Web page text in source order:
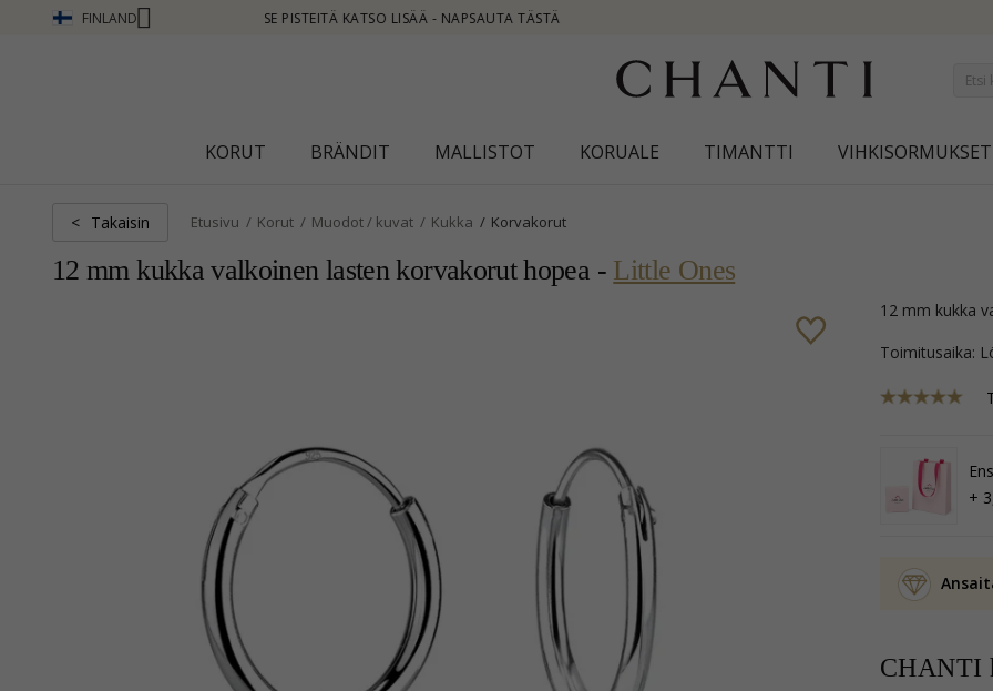
FINLAND
NAPSAUTA TÄSTÄ
KORUT BRÄNDIT MALLISTOT KORUALE TIMANTTI VIHKISORMUKSET
< Takaisin Etusivu Korut Muodot / kuvat Kukka Korvakorut
12 mm kukka valkoinen lasten korvakorut hopea - Little Ones
12 mm kukka
Toimitusaika:
+
CHANTI